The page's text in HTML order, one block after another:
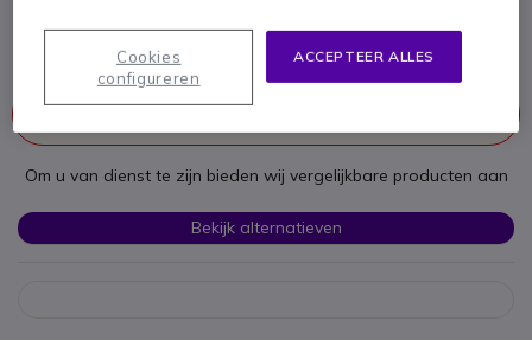
4.5 van 2 Reviews
Om u van dienst te zijn bieden wij vergelijkbare producten aan
Bekijk alternatieven
ACCEPTEER ALLES
Cookies
configureren